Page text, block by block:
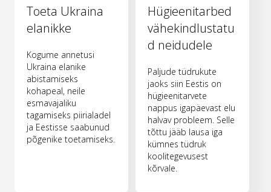
Toeta Ukraina
elanikke
Kogume annetusi
Ukraina elanike
abistamiseks
kohapeal, neile
esmavajaliku
tagamiseks piirialadel
ja Eestisse saabunud
põgenike toetamiseks.
Hügieenitarbed
vähekindlustatu
d neidudele
Paljude tüdrukute
jaoks siin Eestis on
hügieenitarvete
nappus igapäevast elu
halvav probleem. Selle
tõttu jääb lausa iga
kümnes tüdruk
koolitegevusest
kõrvale.